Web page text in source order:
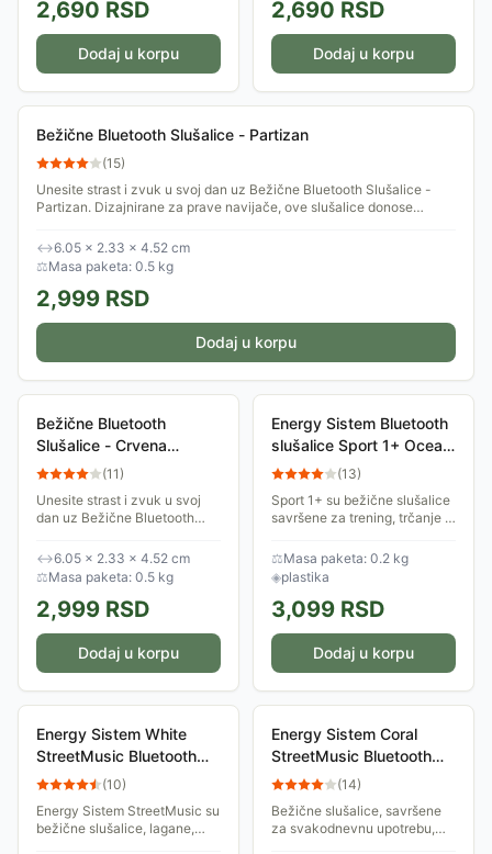
2,690 RSD
Dodaj u korpu
2,690 RSD
Dodaj u korpu
Bežične Bluetooth Slušalice - Partizan
(15)
Unesite strast i zvuk u svoj dan uz Bežične Bluetooth Slušalice -
Partizan. Dizajnirane za prave navijače, ove slušalice donose
↔6.05 × 2.33 × 4.52 cm
⚖Masa paketa: 0.5 kg
2,999 RSD
Dodaj u korpu
Bežične Bluetooth
Slušalice - Crvena
Zvezda
(11)
Unesite strast i zvuk u svoj
dan uz Bežične Bluetooth
Dizajnirane za prave
navijače, ove slušalice
donose vrhunski stereo...
↔6.05 × 2.33 × 4.52 cm
⚖Masa paketa: 0.5 kg
2,999 RSD
Dodaj u korpu
Energy Sistem Bluetooth
slušalice Sport 1+ Ocean
Sa mikrofonom M45179
(13)
Sport 1+ su bežične slušalice
savršene za trening, trčanje ili
aktivnost. Otporne su na znoj
i prskanje vodom, pa ih
možeš...
⚖Masa paketa: 0.2 kg
◈plastika
3,099 RSD
Dodaj u korpu
Energy Sistem White
StreetMusic Bluetooth
slušalice bele M45895
(10)
Energy Sistem StreetMusic su
bežične slušalice, lagane,
Energy Sistem Coral
StreetMusic Bluetooth
slušalice crvene M45922
(14)
Bežične slušalice, savršene
za svakodnevnu upotrebu,